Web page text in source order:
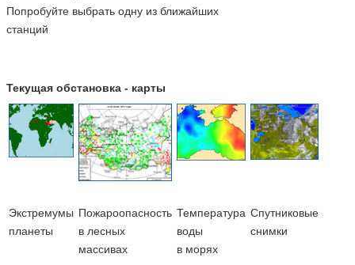
Попробуйте выбрать одну из ближайших
станций
Текущая обстановка - карты
Экстремумы
планеты
Пожароопасность
в лесных
массивах
Температура
воды
в морях
Cпутниковые
снимки